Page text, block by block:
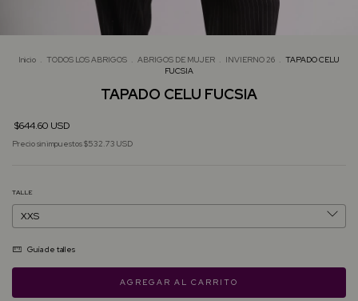
Inicio . TODOS LOS ABRIGOS . ABRIGOS DE MUJER . INVIERNO 26 . TAPADO CELU
FUCSIA
TAPADO CELU FUCSIA
$644.60 USD
Precio sin impuestos$532.73 USD
TALLE
Guía de talles